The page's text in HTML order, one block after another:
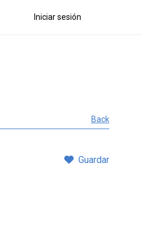
Iniciar sesión
Back
Guardar